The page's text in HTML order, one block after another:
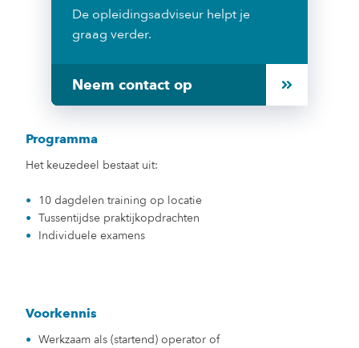
De opleidingsadviseur helpt je
graag verder.
Neem contact op
Programma
Het keuzedeel bestaat uit:
10 dagdelen training op locatie
Tussentijdse praktijkopdrachten
Individuele examens
Voorkennis
Werkzaam als (startend) operator of